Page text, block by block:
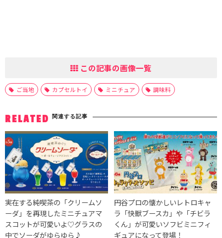
この記事の画像一覧
ご当地 カプセルトイ ミニチュア 調味料
RELATED 関連する記事
実在する純喫茶の「クリームソ
ーダ」を再現したミニチュアマ
スコットが可愛いよ♡グラスの
中でソーダがゆらゆら♪
円谷プロの懐かしいレトロキャ
ラ「快獣ブースカ」や「チビラ
くん」が可愛いソフビミニフィ
ギュアになって登場！